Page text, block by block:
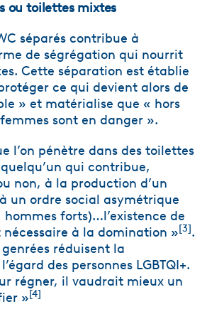
ou toilettes mixtes
séparés contribue à
de ségrégation qui nourrit
Cette séparation est établie
ce qui devient alors de
» et matérialise que « hors
sont en danger ».
l’on pénètre dans des toilettes
qui contribue,
non, à la production d’un
un ordre social asymétrique
forts)…l’existence de
à la domination »[3].
réduisent la
des personnes LGBTQI+.
régner, il vaudrait mieux un
»[4]